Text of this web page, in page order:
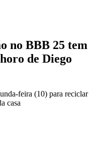
no BBB 25 tem
de Diego
feira (10) para reciclar
casa